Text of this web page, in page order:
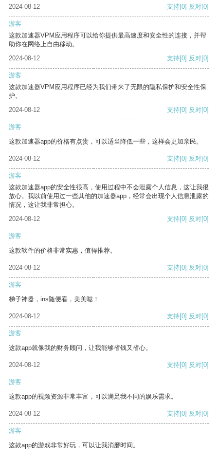
2024-08-12 支持[0] 反对[0]
游客
这款加速器VPM应用程序可以给你提供最高速度和安全性的连接，并帮
助你在网络上自由移动。
2024-08-12
支持[0] 反对[0]
游客
这款加速器VPM应用程序已经为我们带来了无限的隐私保护和安全性保
护。
2024-08-12
支持[0] 反对[0]
游客
这款加速器app的价格有点贵，可以适当降低一些，这样会更加亲民。
2024-08-12 支持[0] 反对[0]
游客
这款加速器app的安全性很高，使用过程中不会泄露个人信息，这让我很
放心。我以前使用过一些其他的加速器app，经常会出现个人信息泄露的
情况，这让我非常担心。
2024-08-12
支持[0] 反对[0]
游客
这款软件的价格非常实惠，值得推荐。
2024-08-12 支持[0] 反对[0]
游客
梯子神器，ins随便看，美美哒！
2024-08-12 支持[0] 反对[0]
游客
这款app就像我的财务顾问，让我能够省钱又省心。
2024-08-12 支持[0] 反对[0]
游客
这款app的视频资源非常丰富，可以满足我不同的娱乐需求。
2024-08-12 支持[0] 反对[0]
游客
这款app的游戏非常好玩，可以让我消磨时间。